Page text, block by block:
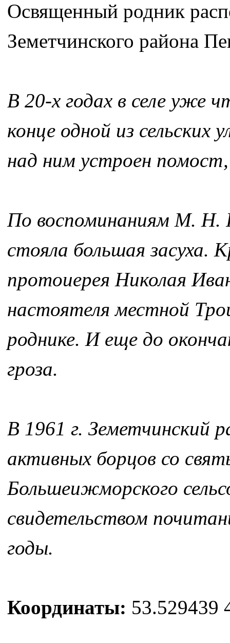
Освященный родник
Земетчинского района
В 20-х годах в селе уже
конце одной из
над ним устроен
По воспоминаниям М. Н.
стояла большая засуха.
протоиерея Николая
настоятеля местной
роднике. И еще до
гроза.
В 1961 г. Земетчинский
активных борцов со
Большеижморского
свидетельством
годы.
Координаты: 53.529439